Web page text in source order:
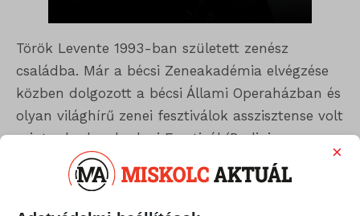
Török Levente 1993-ban született zenész
családba. Már a bécsi Zeneakadémia elvégzése
közben dolgozott a bécsi Állami Operaházban és
olyan világhírű zenei fesztiválok asszisztense volt
mint a baden-badeni Fesztivál (Berlini
Filharmonikusok, Sir Simon Rattle)
vagy a wels-i Wagner Fesztivál (Ralf Weikert-
×